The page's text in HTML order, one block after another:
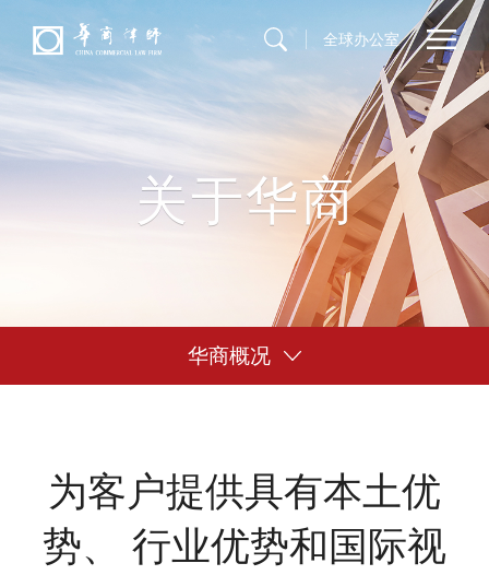
全球办公室
关于华商
华商概况
为客户提供具有本土优
势、 行业优势和国际视